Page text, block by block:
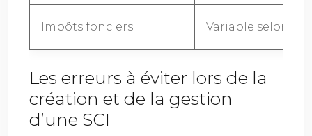
Impôts fonciers Variable selon la
Les erreurs à éviter lors de la
création et de la gestion
d’une SCI